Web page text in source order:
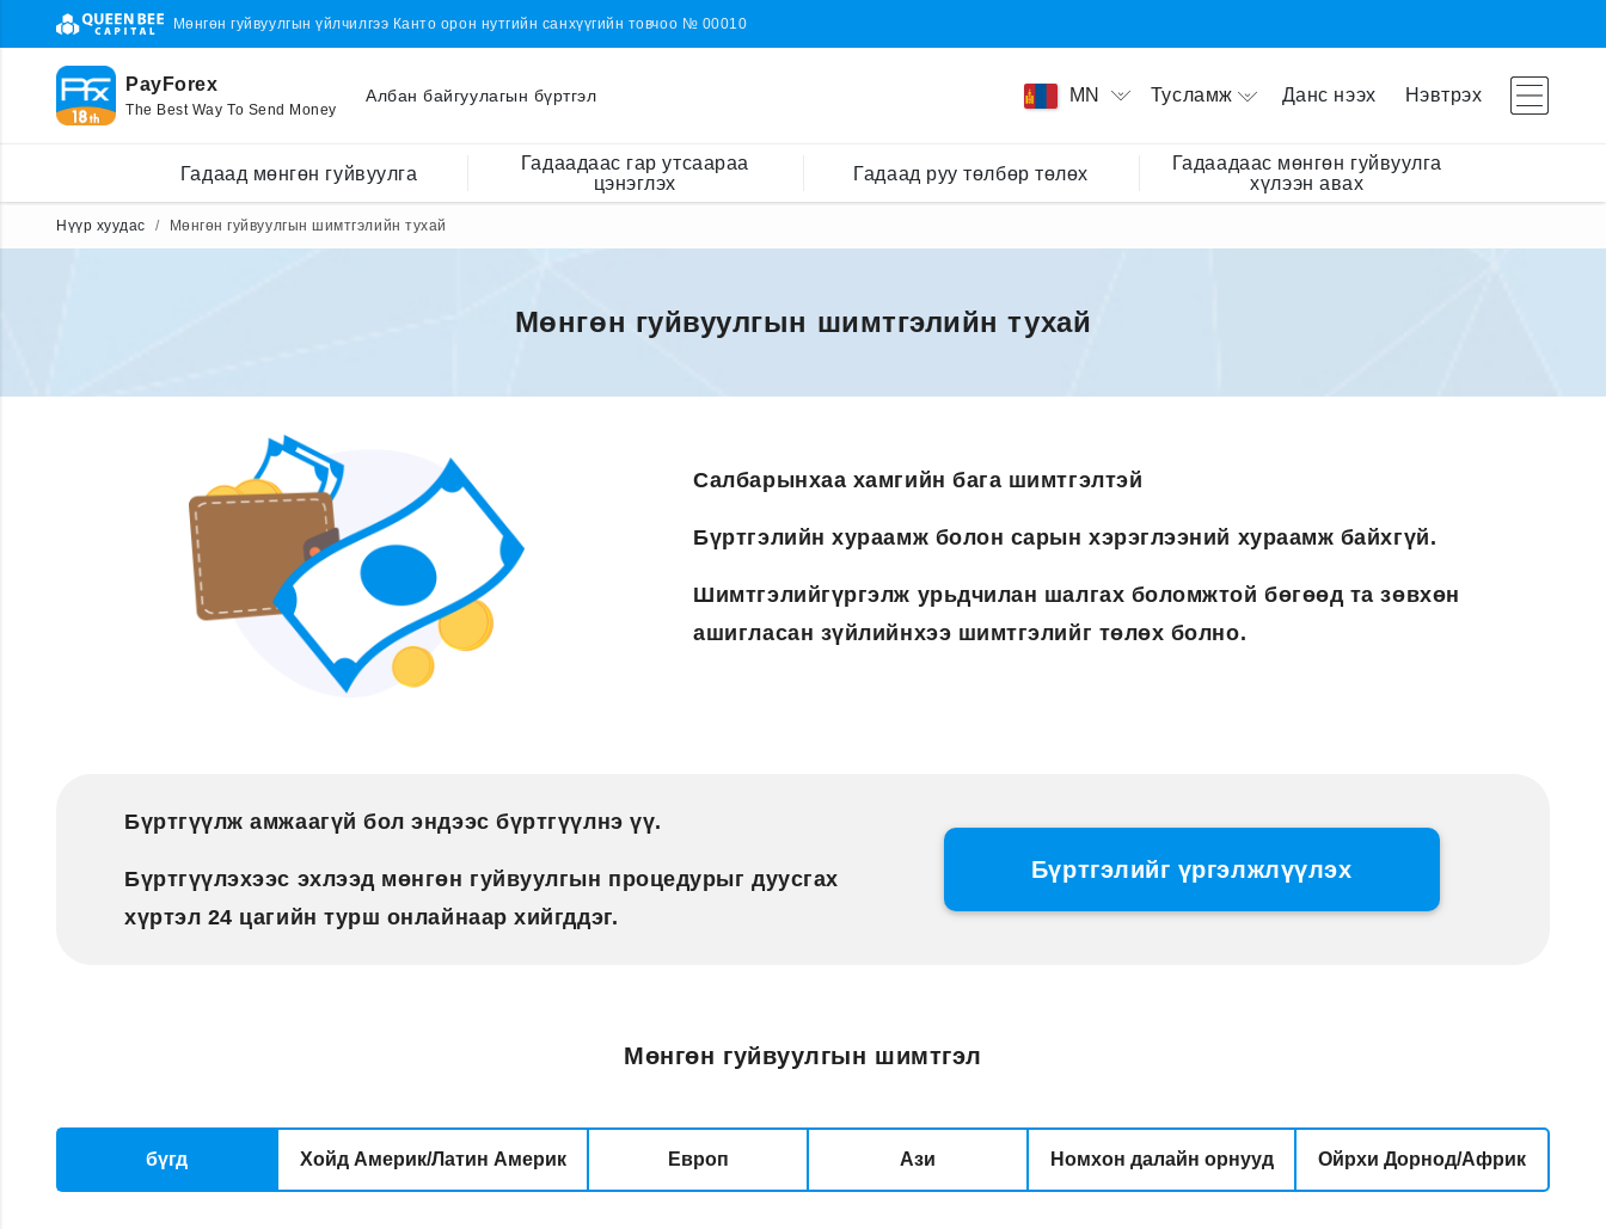
Мөнгөн гуйвуулгын үйлчилгээ Канто орон нутгийн санхүүгийн товчоо № 00010
PayForex
The Best Way To Send Money
Албан байгуулагын бүртгэл MN Тусламж Данс нээх Нэвтрэх
Гадаад мөнгөн гуйвуулга
Гадаадаас гар утсаараа
цэнэглэх
Гадаад руу төлбөр төлөх
Гадаадаас мөнгөн гуйвуулга
хүлээн авах
Нүүр хуудас Мөнгөн гуйвуулгын шимтгэлийн тухай
Мөнгөн гуйвуулгын шимтгэлийн тухай
Салбарынхаа хамгийн бага шимтгэлтэй
Бүртгэлийн хураамж болон сарын хэрэглээний хураамж байхгүй.
Шимтгэлийгүргэлж урьдчилан шалгах боломжтой бөгөөд та зөвхөн
ашигласан зүйлийнхээ шимтгэлийг төлөх болно.
Бүртгүүлж амжаагүй бол эндээс бүртгүүлнэ үү.
Бүртгүүлэхээс эхлээд мөнгөн гуйвуулгын процедурыг дуусгах
хүртэл 24 цагийн турш онлайнаар хийгддэг.
Бүртгэлийг үргэлжлүүлэх
Мөнгөн гуйвуулгын шимтгэл
бүгд Хойд Америк/Латин Америк Европ Ази Номхон далайн орнууд Ойрхи Дорнод/Африк